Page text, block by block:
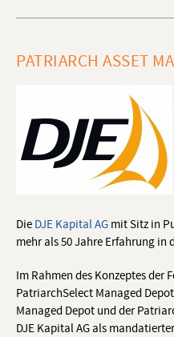
PATRIARCH ASSET
Die DJE Kapital AG mit Sitz in
mehr als 50 Jahre Erfahrung in
Im Rahmen des Konzeptes der
PatriarchSelect Managed
Managed Depot und der
DJE Kapital AG als